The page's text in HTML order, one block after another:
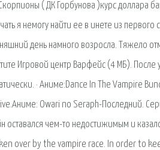
( ДК Горбунова )курс доллара
я немогу найти ее в инете из
день намного возросла. Тяжело
Игровой центр Варфейс (4 МБ).
· Аниме:Dance In The Vampire
Owari no Seraph-Последний.
оставался чем-то недостижимым и
over by the vampire race. In order to